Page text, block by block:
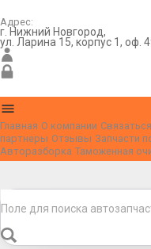
Адрес:
г. Нижний Новгород,
ул. Ларина 15, корпус 1, оф.
Главная О компании
партнеры Отзывы Запчасти
Авторазборка Таможенная